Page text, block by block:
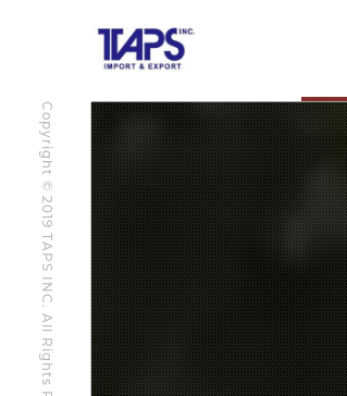
Copyright © 2019 TAPS INC. All Rights Reserved